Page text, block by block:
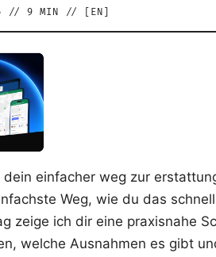
// 9 MIN // [ EN
einfacher weg zur
Weg, wie du das
zeige ich dir eine praxisnahe
welche Ausnahmen es gibt